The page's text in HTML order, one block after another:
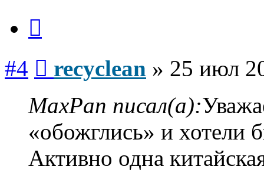
#4 recyclean » 25 июл
MaxPan писал(а):
«обожглись» и хотели
Активно одна